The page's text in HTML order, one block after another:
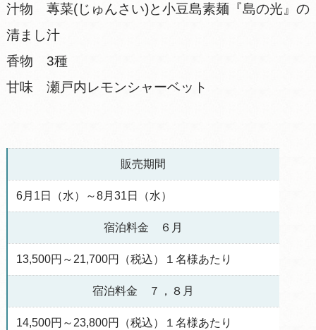
汁物 蓴菜(じゅんさい)と小豆島素麺『島の光』の
清まし汁
香物 3種
甘味 瀬戸内レモンシャーベット
販売期間
6月1日（水）～8月31日（水）
宿泊料金 ６月
13,500円～21,700円（税込）１名様あたり
宿泊料金 ７，８月
14,500円～23,800円（税込）１名様あたり